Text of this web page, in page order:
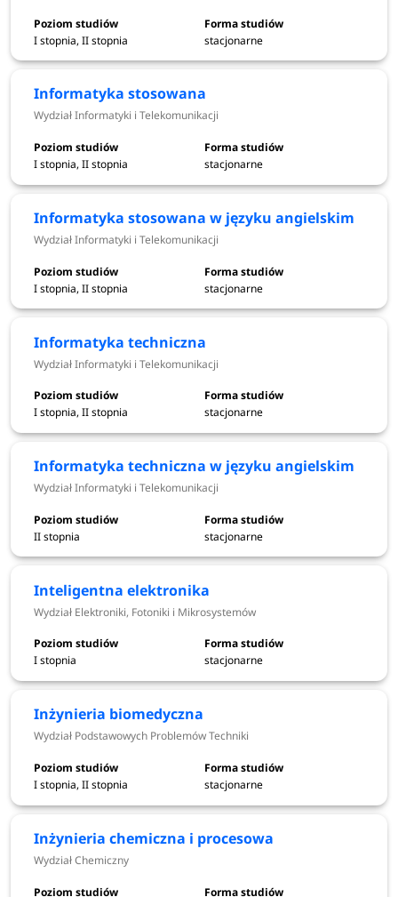
Ogłoszenie wyników
rekrutacji
27 lipca 2026
Składanie dokumentów
Elektroniczna rejestracja - II
tura
od 7 do 10 września
2026
rekrutacji - II tura
14 września 2026
Składanie dokumentów - II
tura
od 15 do 17 września
2026
STUDIA NIESTACJONARNE
Studia I stopnia
Etapy rekrutacji dla
kandydatów
Terminy rekrutacji
Elektroniczna rejestracja
od 1 czerwca do 11
września 2026
rekrutacji
14 września 2026
*Terminy rekrutacji mogą ulec zmianie.
*Terminy rekrutacji dla poszczególnych kierunków mogą się
różnić, dokładne informacje na temat terminów znajdziesz
Dowiedz się więcej
I stopnia, II stopnia stacjonarne
Informatyka stosowana
Wydział Informatyki i Telekomunikacji
I stopnia, II stopnia stacjonarne
Informatyka stosowana w języku angielskim
Wydział Informatyki i Telekomunikacji
I stopnia, II stopnia stacjonarne
Informatyka techniczna
Wydział Informatyki i Telekomunikacji
I stopnia, II stopnia stacjonarne
Informatyka techniczna w języku angielskim
Wydział Informatyki i Telekomunikacji
II stopnia stacjonarne
Inteligentna elektronika
Wydział Elektroniki, Fotoniki i Mikrosystemów
I stopnia stacjonarne
Inżynieria biomedyczna
Wydział Podstawowych Problemów Techniki
I stopnia, II stopnia stacjonarne
Inżynieria chemiczna i procesowa
Wydział Chemiczny